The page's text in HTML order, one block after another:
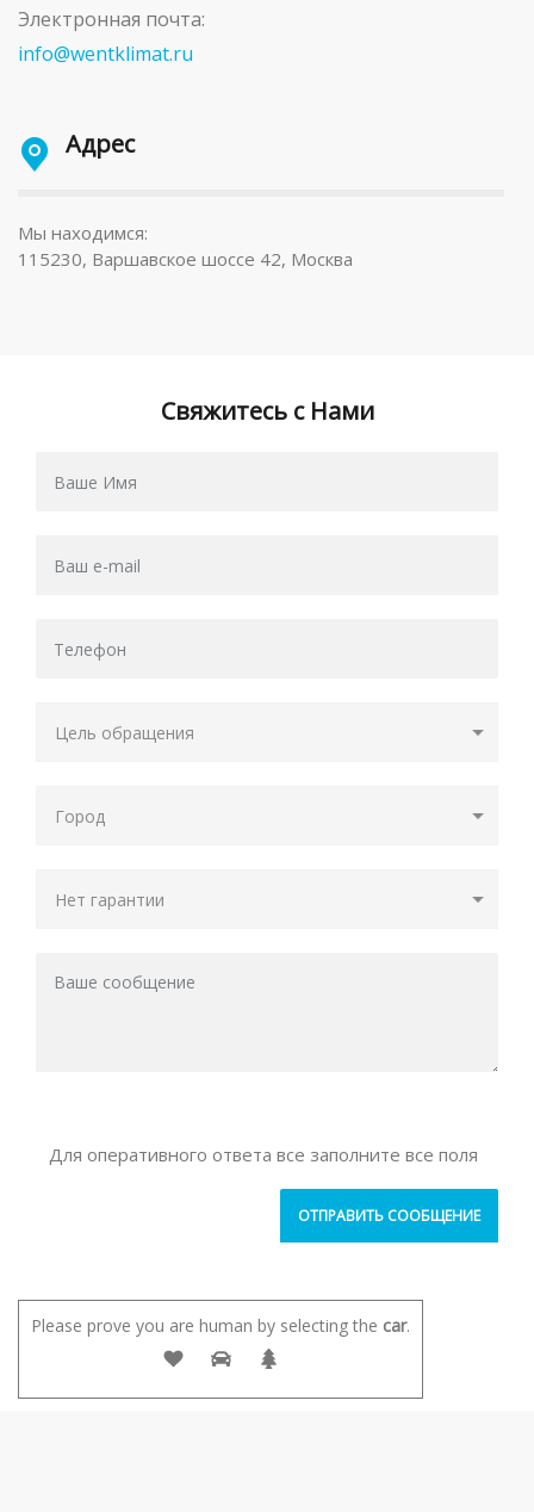
Электронная почта:
info@wentklimat.ru
Адрес
Мы находимся:
115230, Варшавское шоссе 42, Москва
Свяжитесь с Нами
Для оперативного ответа все заполните все поля
Please prove you are human by selecting the car.